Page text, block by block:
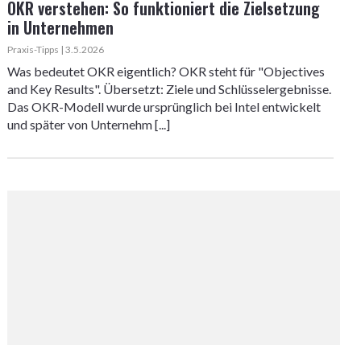
OKR verstehen: So funktioniert die Zielsetzung
in Unternehmen
Praxis-Tipps | 3.5.2026
Was bedeutet OKR eigentlich? OKR steht für "Objectives
and Key Results". Übersetzt: Ziele und Schlüsselergebnisse.
Das OKR-Modell wurde ursprünglich bei Intel entwickelt
und später von Unternehm [...]